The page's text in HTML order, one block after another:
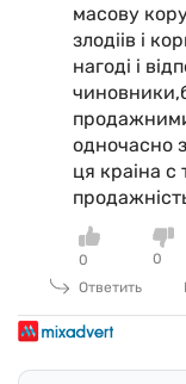
масову
злодiiв i
нагодi i
одночасно
ця краiна с
0
0
Ответить